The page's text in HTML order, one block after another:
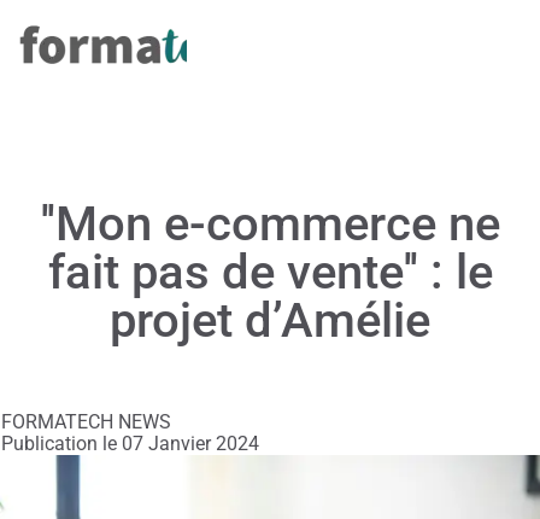
''Mon e-commerce ne
fait pas de vente'' : le
projet d’Amélie
FORMATECH NEWS
Publication le 07 Janvier 2024